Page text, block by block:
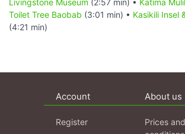
Toilet Tree Baobab (3:01 min) • Kasikili Insel
(4:21 min)
Account
Register
About us
Prices and